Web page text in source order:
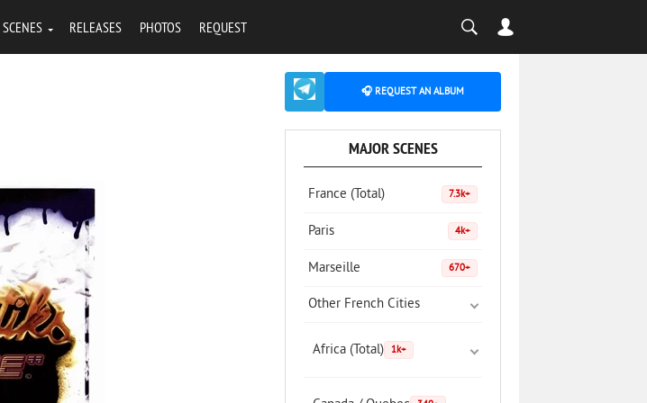
SCENES RELEASES PHOTOS REQUEST
🎧 REQUEST AN ALBUM
MAJOR SCENES
France (Total) 7.3k+
Paris 4k+
Marseille 670+
Other French Cities
Africa (Total) 1k+